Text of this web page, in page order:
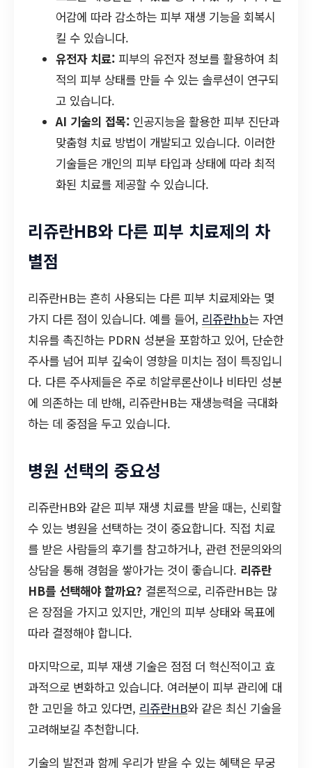
어감에 따라 감소하는 피부 재생 기능을 회복시
킬 수 있습니다.
유전자 치료: 피부의 유전자 정보를 활용하여 최
적의 피부 상태를 만들 수 있는 솔루션이 연구되
고 있습니다.
AI 기술의 접목: 인공지능을 활용한 피부 진단과
맞춤형 치료 방법이 개발되고 있습니다. 이러한
기술들은 개인의 피부 타입과 상태에 따라 최적
화된 치료를 제공할 수 있습니다.
리쥬란HB와 다른 피부 치료제의 차
별점
리쥬란HB는 흔히 사용되는 다른 피부 치료제와는 몇
가지 다른 점이 있습니다. 예를 들어, 리쥬란hb는 자연
치유를 촉진하는 PDRN 성분을 포함하고 있어, 단순한
주사를 넘어 피부 깊숙이 영향을 미치는 점이 특징입니
다. 다른 주사제들은 주로 히알루론산이나 비타민 성분
에 의존하는 데 반해, 리쥬란HB는 재생능력을 극대화
하는 데 중점을 두고 있습니다.
병원 선택의 중요성
리쥬란HB와 같은 피부 재생 치료를 받을 때는, 신뢰할
수 있는 병원을 선택하는 것이 중요합니다. 직접 치료
를 받은 사람들의 후기를 참고하거나, 관련 전문의와의
상담을 통해 경험을 쌓아가는 것이 좋습니다. 리쥬란
HB를 선택해야 할까요? 결론적으로, 리쥬란HB는 많
은 장점을 가지고 있지만, 개인의 피부 상태와 목표에
따라 결정해야 합니다.
마지막으로, 피부 재생 기술은 점점 더 혁신적이고 효
과적으로 변화하고 있습니다. 여러분이 피부 관리에 대
한 고민을 하고 있다면, 리쥬란HB와 같은 최신 기술을
고려해보길 추천합니다.
기술의 발전과 함께 우리가 받을 수 있는 혜택은 무궁